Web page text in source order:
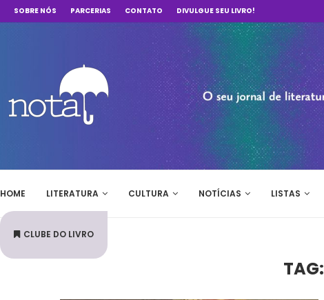
SOBRE NÓS PARCERIAS CONTATO DIVULGUE SEU LIVRO!
HOME LITERATURA CULTURA NOTÍCIAS LISTAS
CLUBE DO LIVRO
TAG: